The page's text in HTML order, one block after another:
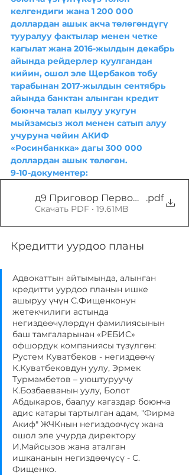
келгендиги жана 1 200 000
доллардан ашык акча төлөгөндүгү
тууралуу фактылар менен четке
кагылат жана 2016-жылдын декабрь
айында рейдерлер куулгандан
кийин, ошол эле Щербаков тобу
тарабынан 2017-жылдын сентябрь
айында банктан алынган кредит
боюнча талап кылуу укугун
мыйзамсыз жол менен сатып алуу
учуруна чейин АКИФ
«Росинбанкка» дагы 300 000
доллардан ашык төлөгөн.
9-10-документер:
д9 Приговор Первомайского
.pdf
Скачать PDF • 19.61MB
Кредитти уурдоо планы
Адвокаттын айтымында, алынган
кредитти уурдоо планын ишке
ашыруу үчүн С.Фищенконун
жетекчилиги астында
негиздөөчүлөрдүн фамилиясынын
баш тамгаларынан «РЕБИС»
офшордук компаниясы түзүлгөн:
Рустем Куватбеков - негиздөөчү
К.Куватбековдун уулу, Эрмек
Турмамбетов – уюштуруучу
К.Бозбаеванын уулу, Болот
Абдыкаров, баалуу кагаздар боюнча
адис катары тартылган адам, "Фирма
Акиф" ЖЧКнын негиздөөчүсү жана
ошол эле учурда директору
И.Майсызов жана аталган
ишкананын негиздөөчүсү - С.
Фищенко.